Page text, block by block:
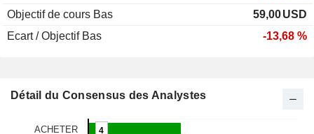
Objectif de cours Bas
59,00USD
Ecart / Objectif Bas
-13,68 %
Détail du Consensus des Analystes